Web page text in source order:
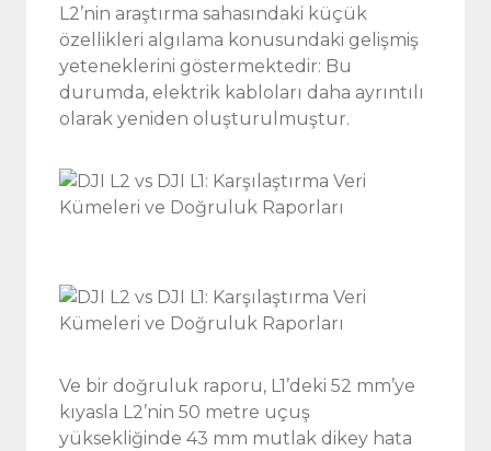
L2’nin araştırma sahasındaki küçük
özellikleri algılama konusundaki gelişmiş
yeteneklerini göstermektedir: Bu
durumda, elektrik kabloları daha ayrıntılı
olarak yeniden oluşturulmuştur.
Ve bir doğruluk raporu, L1’deki 52 mm’ye
kıyasla L2’nin 50 metre uçuş
yüksekliğinde 43 mm mutlak dikey hata